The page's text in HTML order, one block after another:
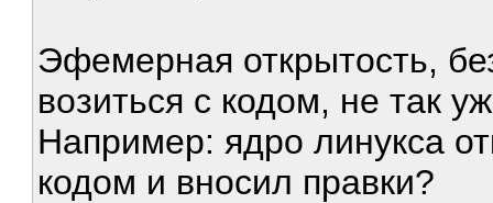
Эфемерная открытость,
возиться с кодом, не так
Например: ядро линукса
кодом и вносил правки?